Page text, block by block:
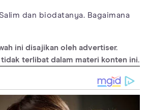
dan biodatanya. Bagaimana
ini disajikan oleh advertiser.
tidak terlibat dalam materi konten ini.